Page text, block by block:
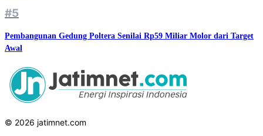
#5
Pembangunan Gedung Poltera Senilai Rp59 Miliar Molor dari Target
Awal
© 2026 jatimnet.com